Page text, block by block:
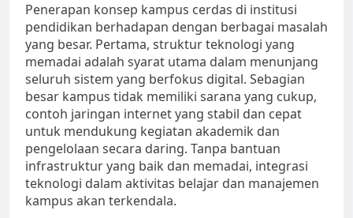
Penerapan konsep kampus cerdas di institusi
pendidikan berhadapan dengan berbagai masalah
yang besar. Pertama, struktur teknologi yang
memadai adalah syarat utama dalam menunjang
seluruh sistem yang berfokus digital. Sebagian
besar kampus tidak memiliki sarana yang cukup,
contoh jaringan internet yang stabil dan cepat
untuk mendukung kegiatan akademik dan
pengelolaan secara daring. Tanpa bantuan
infrastruktur yang baik dan memadai, integrasi
teknologi dalam aktivitas belajar dan manajemen
kampus akan terkendala.